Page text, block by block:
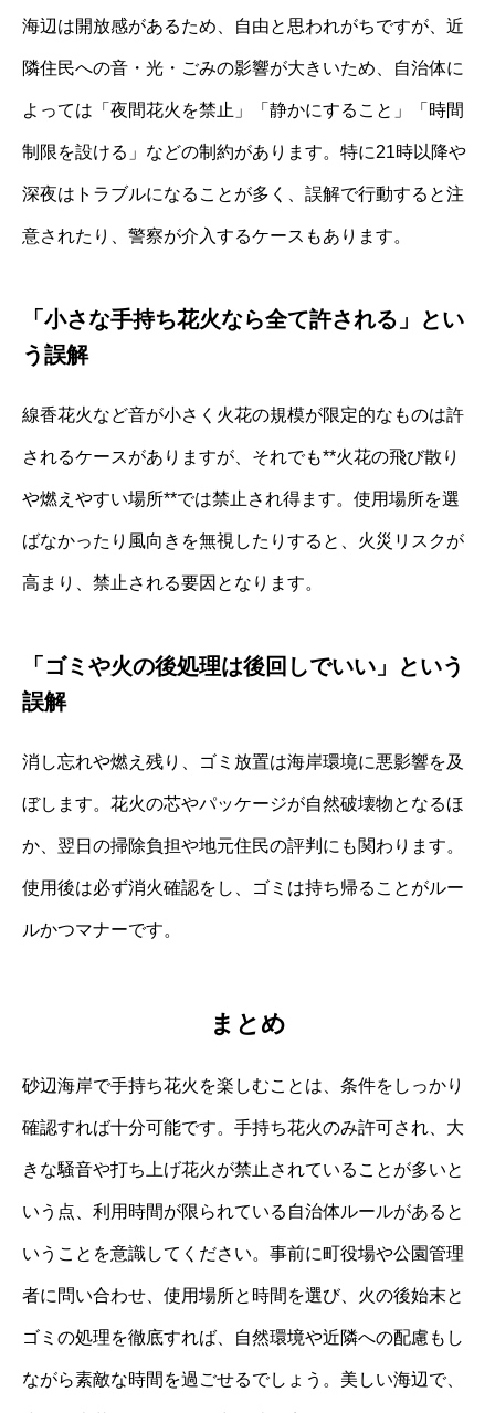
海辺は開放感があるため、自由と思われがちですが、近
隣住民への音・光・ごみの影響が大きいため、自治体に
よっては「夜間花火を禁止」「静かにすること」「時間
制限を設ける」などの制約があります。特に21時以降や
深夜はトラブルになることが多く、誤解で行動すると注
意されたり、警察が介入するケースもあります。
「小さな手持ち花火なら全て許される」とい
う誤解
線香花火など音が小さく火花の規模が限定的なものは許
されるケースがありますが、それでも**火花の飛び散り
や燃えやすい場所**では禁止され得ます。使用場所を選
ばなかったり風向きを無視したりすると、火災リスクが
高まり、禁止される要因となります。
「ゴミや火の後処理は後回しでいい」という
誤解
消し忘れや燃え残り、ゴミ放置は海岸環境に悪影響を及
ぼします。花火の芯やパッケージが自然破壊物となるほ
か、翌日の掃除負担や地元住民の評判にも関わります。
使用後は必ず消火確認をし、ゴミは持ち帰ることがルー
ルかつマナーです。
まとめ
砂辺海岸で手持ち花火を楽しむことは、条件をしっかり
確認すれば十分可能です。手持ち花火のみ許可され、大
きな騒音や打ち上げ花火が禁止されていることが多いと
いう点、利用時間が限られている自治体ルールがあると
いうことを意識してください。事前に町役場や公園管理
者に問い合わせ、使用場所と時間を選び、火の後始末と
ゴミの処理を徹底すれば、自然環境や近隣への配慮もし
ながら素敵な時間を過ごせるでしょう。美しい海辺で、